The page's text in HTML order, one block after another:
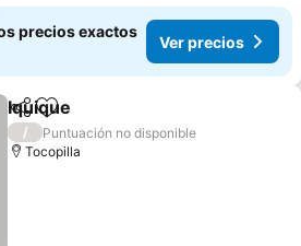
precios exactos
Ver precios
CompartirAgregar a favoritos
Iquique
/
Puntuación no disponible
Tocopilla